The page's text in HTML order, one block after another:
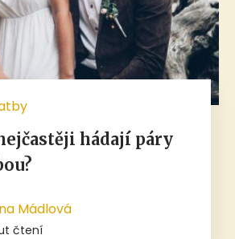
hádají páry
Mádlová
čtení